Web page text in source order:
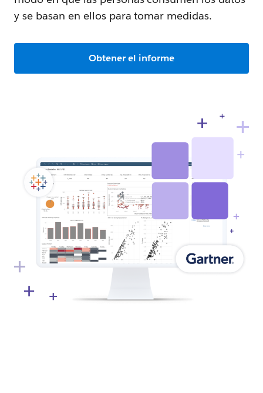
y se basan en ellos para tomar medidas.
Obtener el informe